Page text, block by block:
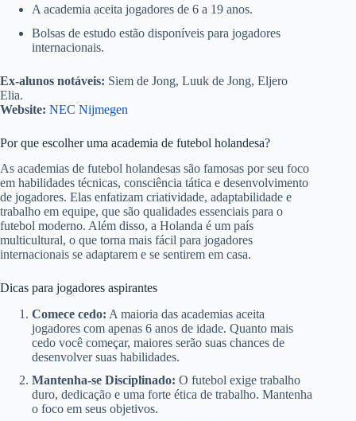
A academia aceita jogadores de 6 a 19 anos.
Bolsas de estudo estão disponíveis para jogadores
internacionais.
Ex-alunos notáveis: Siem de Jong, Luuk de Jong, Eljero
Elia.
Website: NEC Nijmegen
Por que escolher uma academia de futebol holandesa?
As academias de futebol holandesas são famosas por seu foco
em habilidades técnicas, consciência tática e desenvolvimento
de jogadores. Elas enfatizam criatividade, adaptabilidade e
trabalho em equipe, que são qualidades essenciais para o
futebol moderno. Além disso, a Holanda é um país
multicultural, o que torna mais fácil para jogadores
internacionais se adaptarem e se sentirem em casa.
Dicas para jogadores aspirantes
Comece cedo: A maioria das academias aceita
jogadores com apenas 6 anos de idade. Quanto mais
cedo você começar, maiores serão suas chances de
desenvolver suas habilidades.
Mantenha-se Disciplinado: O futebol exige trabalho
duro, dedicação e uma forte ética de trabalho. Mantenha
o foco em seus objetivos.